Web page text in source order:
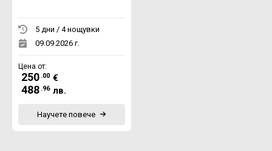
5 дни / 4 нощувки
09.09.2026 г.
Цена от:
250 .00 €
488 .96 лв.
Научете повече